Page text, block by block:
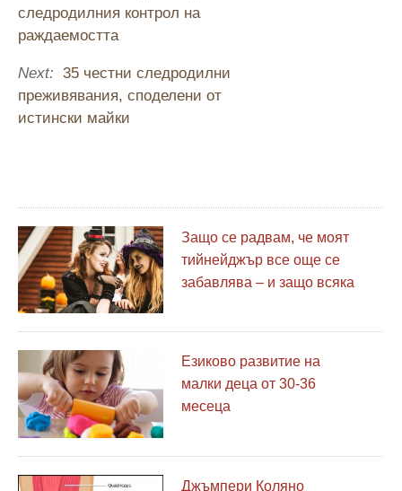
следродилния контрол на
раждаемостта
Next: 35 честни следродилни
преживявания, споделени от
истински майки
Защо се радвам, че моят
тийнейджър все още се
забавлява – и защо всяка
Езиково развитие на
малки деца от 30-36
месеца
Джъмпери Коляно